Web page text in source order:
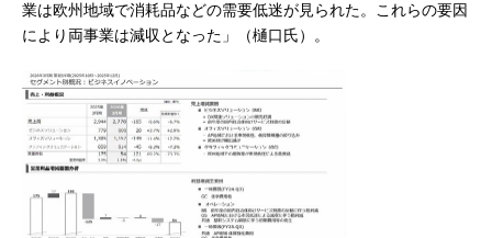
業は欧州地域で消耗品などの需要低迷が見られた。これらの要因
により両事業は減収となった」（樋口氏）。